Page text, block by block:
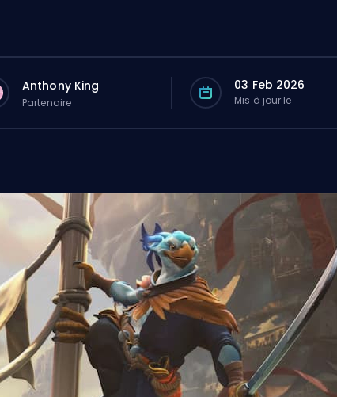
Anthony King
Partenaire
03 Feb 2026
Mis à jour le